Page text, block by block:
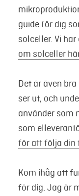
guide för dig
solceller. Vi
om solceller
Det är även
ser ut, och
använder som
som
för att följa din
Kom ihåg att
för dig. Jag är